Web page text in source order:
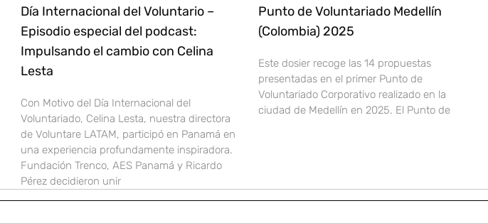
Día Internacional del Voluntario –
Episodio especial del podcast:
Impulsando el cambio con Celina
Lesta
Con Motivo del Día Internacional del
Voluntariado, Celina Lesta, nuestra directora
de Voluntare LATAM, participó en Panamá en
una experiencia profundamente inspiradora.
Fundación Trenco, AES Panamá y Ricardo
Pérez decidieron unir
Punto de Voluntariado Medellín
(Colombia) 2025
Este dosier recoge las 14 propuestas
presentadas en el primer Punto de
Voluntariado Corporativo realizado en la
ciudad de Medellín en 2025. El Punto de